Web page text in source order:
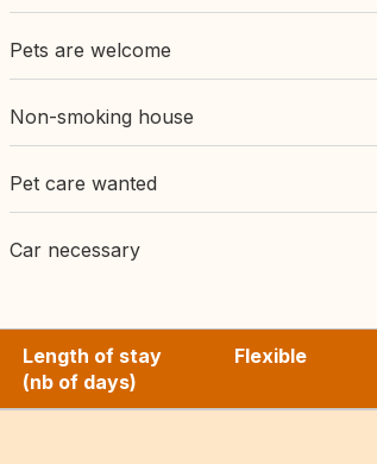
Pets are welcome
Non-smoking house
Pet care wanted
Car necessary
Length of stay
(nb of days)
Flexible